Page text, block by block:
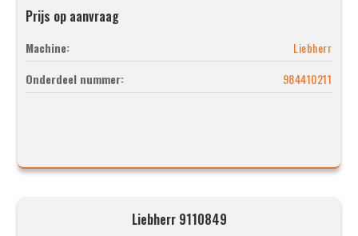
Prijs op aanvraag
Machine:
Liebherr
Onderdeel nummer:
984410211
Liebherr 9110849